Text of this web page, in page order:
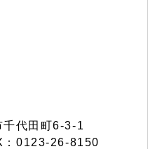
代田町6-3-1
0123-26-8150